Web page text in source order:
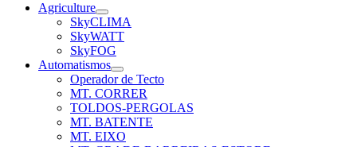
Agriculture
SkyCLIMA
SkyWATT
SkyFOG
Automatismos
Operador de Tecto
MT. CORRER
TOLDOS-PERGOLAS
MT. BATENTE
MT. EIXO